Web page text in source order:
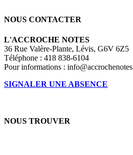
NOUS CONTACTER
L'ACCROCHE NOTES
36 Rue Valère-Plante, Lévis, G6V 6Z5
Téléphone : 418 838-6104
Pour informations :
SIGNALER UNE ABSENCE
NOUS TROUVER